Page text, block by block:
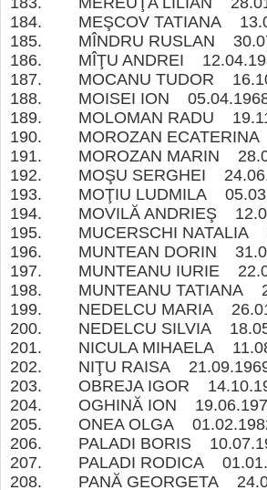
184. MEŞCOV TATIANA
185. MÎNDRU RUSLAN
186. MÎŢU ANDREI
187. MOCANU TUDOR
188. MOISEI ION
189. MOLOMAN RADU
190. MOROZAN
191. MOROZAN MARIN
192. MOŞU SERGHEI
193. MOŢIU LUDMILA
194. MOVILĂ ANDRIEŞ
195. MUCERSCHI
196. MUNTEAN DORIN
197. MUNTEANU IURIE
198. MUNTEANU TATIANA
199. NEDELCU MARIA
200. NEDELCU SILVIA
201. NICULA MIHAELA
202. NIŢU RAISA
203. OBREJA IGOR
204. OGHINĂ ION
205. ONEA OLGA
206. PALADI BORIS
207. PALADI RODICA
208. PANĂ GEORGETA